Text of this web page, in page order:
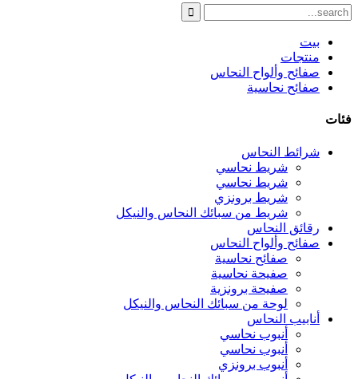
بيت
منتجات
صفائح وألواح النحاس
صفائح نحاسية
فئات
شرائط النحاس
شريط نحاسي
شريط نحاسي
شريط برونزي
شريط من سبائك النحاس والنيكل
رقائق النحاس
صفائح وألواح النحاس
صفائح نحاسية
صفيحة نحاسية
صفيحة برونزية
لوحة من سبائك النحاس والنيكل
أنابيب النحاس
أنبوب نحاسي
أنبوب نحاسي
أنبوب برونزي